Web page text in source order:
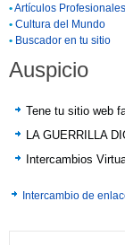
•Artículos Profesionales
• Cultura del Mundo
• Buscador en tu sitio
Auspicio
Tene tu sitio web
LA GUERRILLA
Intercambios
Intercambio de